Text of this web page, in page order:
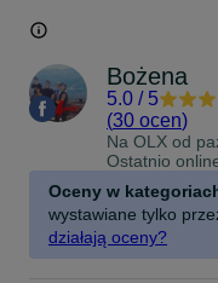
Bożena
5.0 / 5
(30 ocen)
Na OLX od
Ostatnio
Oceny w
wystawiane tylko
działają oceny?